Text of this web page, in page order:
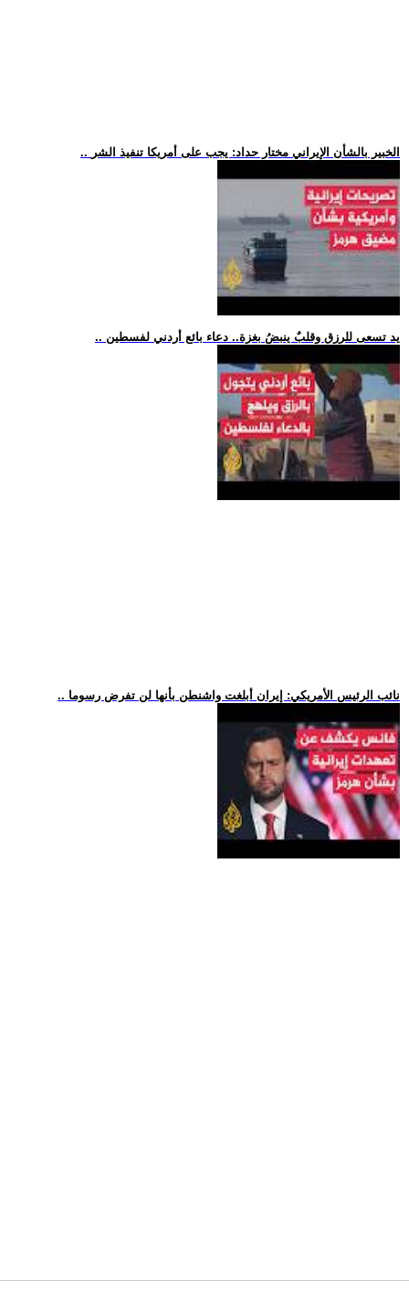
.. الخبير بالشأن الإيراني مختار حداد: يجب على أمريكا تنفيذ الشر
.. يد تسعى للرزق وقلبٌ ينبضُ بغزة.. دعاء بائع أردني لفسطين
.. نائب الرئيس الأمريكي: إيران أبلغت واشنطن بأنها لن تفرض رسوما